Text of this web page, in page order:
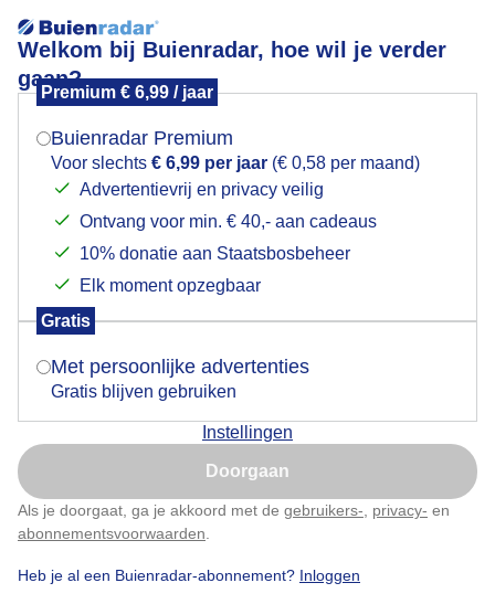
Welkom bij Buienradar, hoe wil je verder
gaan?
Premium € 6,99 / jaar
Buienradar Premium
Voor slechts € 6,99 per jaar (€ 0,58 per maand)
Advertentievrij en privacy veilig
Ontvang voor min. € 40,- aan cadeaus
10% donatie aan Staatsbosbeheer
Elk moment opzegbaar
Gratis
Met persoonlijke advertenties
Gratis blijven gebruiken
Instellingen
Doorgaan
Als je doorgaat, ga je akkoord met de gebruikers- privacy- en
abonnementsvoorwaarden
Heb je al een Buienradar-abonnement? Inloggen
Zon en wat sluierbewolking bij het meetstation
Door: Dilia van Zon Gemaakt: 10-05-2026, 69x bekeken
Sluierbewolking Meetstation Knmi
Mogen we je locatie gebruiken voor het
Indien je hier nog geen akkoord op hebt gegeven,
verschijnt er zo een pop-up uit je browser waarin
Is goed, toon de popup
Nu niet, misschien later
Klik hierom dit aan te passen